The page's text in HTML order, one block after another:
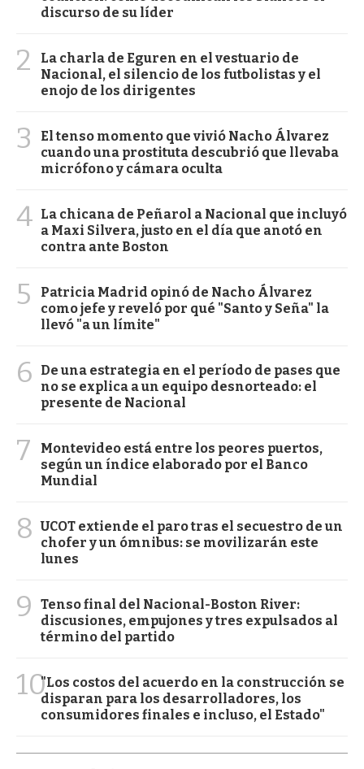
discurso de su líder
2
La charla de Eguren en el vestuario de
Nacional, el silencio de los futbolistas y el
enojo de los dirigentes
3
El tenso momento que vivió Nacho Álvarez
cuando una prostituta descubrió que llevaba
micrófono y cámara oculta
4 La chicana de Peñarol a Nacional que incluyó
a Maxi Silvera, justo en el día que anotó en
contra ante Boston
5
Patricia Madrid opinó de Nacho Álvarez
como jefe y reveló por qué "Santo y Seña" la
llevó "a un límite"
6
De una estrategia en el período de pases que
no se explica a un equipo desnorteado: el
presente de Nacional
7
Montevideo está entre los peores puertos,
según un índice elaborado por el Banco
Mundial
8 UCOT extiende el paro tras el secuestro de un
chofer y un ómnibus: se movilizarán este
lunes
9
Tenso final del Nacional-Boston River:
discusiones, empujones y tres expulsados al
término del partido
10"Los costos del acuerdo en la construcción se
disparan para los desarrolladores, los
consumidores finales e incluso, el Estado"